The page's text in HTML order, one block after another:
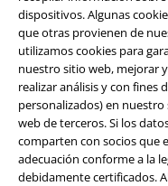
dispositivos. Algunas
que otras provienen de
utilizamos cookies para
nuestro sitio web, mejorar
realizar análisis y con fines
personalizados) en
web de terceros. Si los
comparten con socios que
adecuación conforme a la
debidamente certificados.
Información sobre
Configuración Cookies
Cancelar pedido
Todos los precios incluyen
© 1986-2026 E.M.P.